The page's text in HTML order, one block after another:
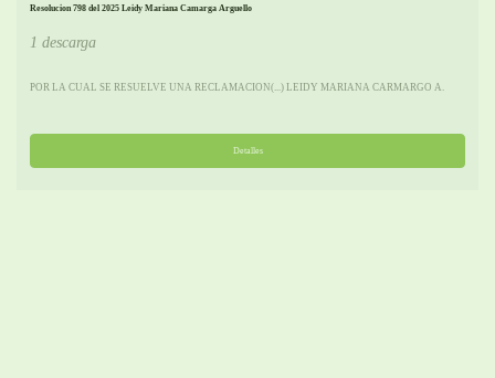
Resolucion 798 del 2025 Leidy Mariana Camarga Arguello
1 descarga
POR LA CUAL SE RESUELVE UNA RECLAMACION(...) LEIDY MARIANA CARMARGO A.
Detalles